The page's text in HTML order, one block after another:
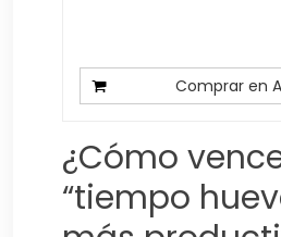
Comprar en
¿Cómo
“tiempo